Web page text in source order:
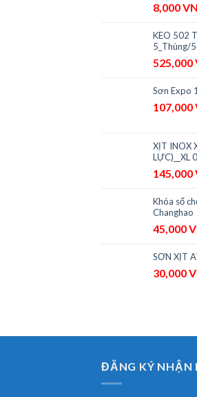
8,000
KEO 502
5_Thùng/
525,000
Sơn Expo
107,000
XỊT INOX
LỰC)__XL
145,000
Khóa số
Changhao
45,000
SƠN XỊT
30,000
ĐĂNG KÝ NHẬN